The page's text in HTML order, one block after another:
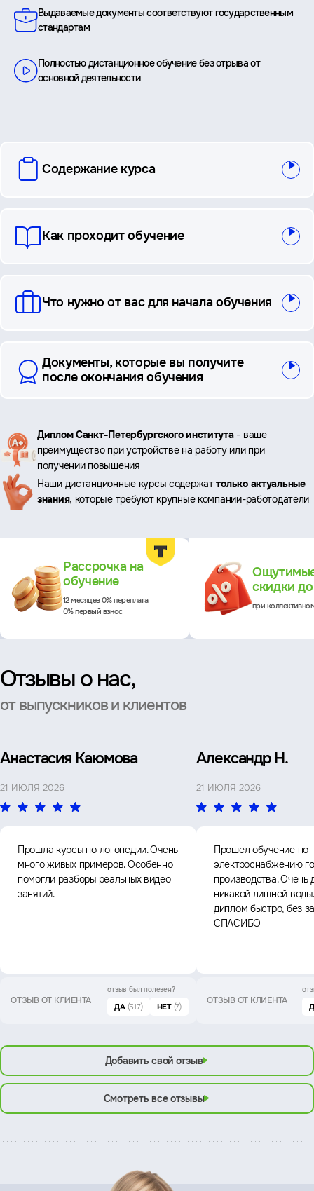
Выдаваемые документы соответствуют государственным
стандартам
Полностью дистанционное обучение без отрыва от
основной деятельности
вопросы
Содержание курса
Как проходит обучение
Что нужно от вас для начала обучения
Документы, которые вы получите
после окончания обучения
Ключевые
преимущества
Диплом Санкт-Петербургского института- ваше
преимущество при устройстве на работу или при
получении повышения
Наши дистанционные курсы содержаттолько актуальные
знания, которые требуют крупные компании-работодатели
Рассрочка на
обучение
12 месяцев 0% переплата
0% первый взнос
скидки
при
Отзывы о нас,
от выпускников и клиентов
Анастасия Каюмова
21 ИЮЛЯ 2026
Прошла курсы по логопедии. Очень
много живых примеров. Особенно
помогли разборы реальных видео
занятий.
ОТЗЫВ ОТ КЛИЕНТА
отзыв был полезен?
ДА (517) НЕТ (7)
Александр Н.
21 ИЮЛЯ 2026
Прошел обучение по
электроснабжению
производства. Очень
никакой лишней
диплом быстро, без
СПАСИБО
ОТЗЫВ ОТ КЛИЕНТА
Добавить свой отзыв
Смотреть все отзывы